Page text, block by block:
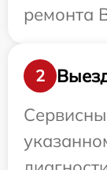
ремонта
2